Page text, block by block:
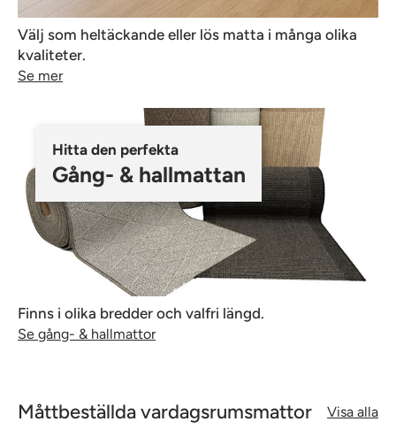
Välj som heltäckande eller lös matta i många olika
kvaliteter.
Se mer
Hitta den perfekta
Gång- & hallmattan
Finns i olika bredder och valfri längd.
Se gång- & hallmattor
Måttbeställda vardagsrumsmattor Visa alla